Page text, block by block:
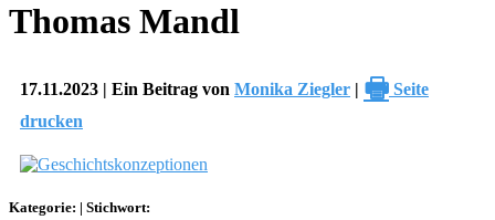
Thomas Mandl
17.11.2023 | Ein Beitrag von Monika Ziegler | 🖶 Seite
drucken
Kategorie: | Stichwort: